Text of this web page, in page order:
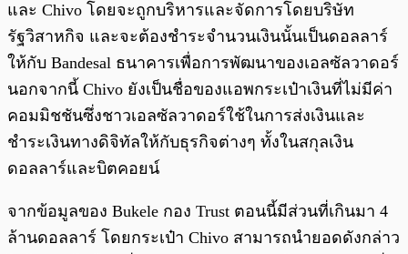
และ Chivo โดยจะถูกบริหารและจัดการโดยบริษัท
รัฐวิสาหกิจ และจะต้องชำระจำนวนเงินนั้นเป็นดอลลาร์
ให้กับ Bandesal ธนาคารเพื่อการพัฒนาของเอลซัลวาดอร์
นอกจากนี้ Chivo ยังเป็นชื่อของแอพกระเป๋าเงินที่ไม่มีค่า
คอมมิชชันซึ่งชาวเอลซัลวาดอร์ใช้ในการส่งเงินและ
ชำระเงินทางดิจิทัลให้กับธุรกิจต่างๆ ทั้งในสกุลเงิน
ดอลลาร์และบิตคอยน์
จากข้อมูลของ Bukele กอง Trust ตอนนี้มีส่วนที่เกินมา 4
ล้านดอลลาร์ โดยกระเป๋า Chivo สามารถนำยอดดังกล่าว